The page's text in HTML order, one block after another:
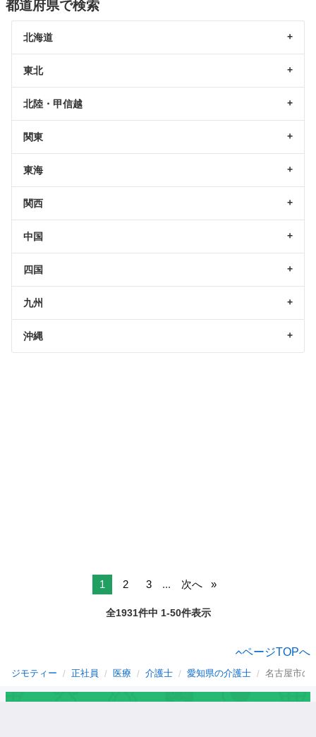
都道府県で検索
北海道
東北
北陸・甲信越
関東
東海
関西
中国
四国
九州
沖縄
1 2 3 ... 次へ
全1931件中 1-50件表示
ページTOPへ
ジモティー 正社員 医療 介護士 愛知県の介護士 名古屋市の